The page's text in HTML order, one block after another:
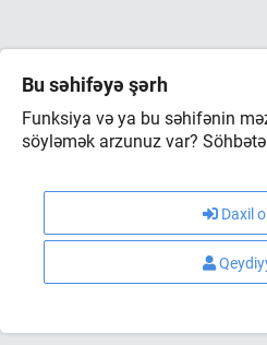
Bu səhifəyə şərh
Funksiya və ya bu səhifənin
söyləmək arzunuz var?
Daxil